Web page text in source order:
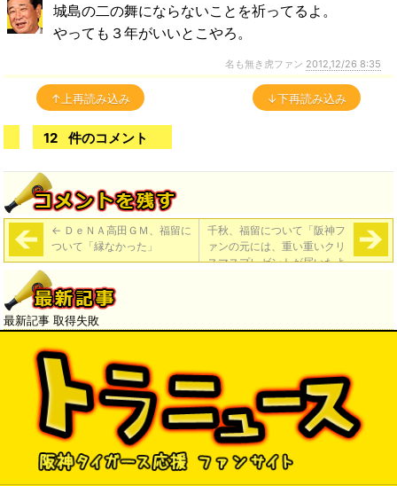
城島の二の舞にならないことを祈ってるよ。
やっても３年がいいとこやろ。
名も無き虎ファン 2012,12/26 8:35
↑上再読み込み ↓下再読み込み
12 件のコメント
← ＤｅＮＡ高田ＧＭ、福留に
ついて「縁なかった」
千秋、福留について「阪神フ
ァンの元には、重い重いクリ
スマスプレゼントが届いたよ
最新記事 取得失敗